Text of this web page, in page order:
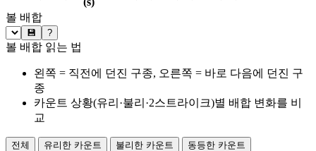
볼 배합
💾 ?
볼 배합 읽는 법
왼쪽 = 직전에 던진 구종, 오른쪽 = 바로 다음에 던진 구
종
카운트 상황(유리·불리·2스트라이크)별 배합 변화를 비
교
전체 유리한 카운트 불리한 카운트
동등한 카운트